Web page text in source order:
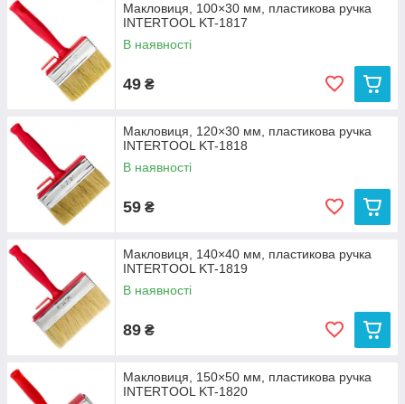
Макловиця, 100×30 мм, пластикова ручка
INTERTOOL KT-1817
В наявності
49 ₴
Макловиця, 120×30 мм, пластикова ручка
INTERTOOL KT-1818
В наявності
59 ₴
Макловиця, 140×40 мм, пластикова ручка
INTERTOOL KT-1819
В наявності
89 ₴
Макловиця, 150×50 мм, пластикова ручка
INTERTOOL KT-1820